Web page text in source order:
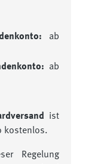
ab
ab
ist
kostenlos.
Regelung